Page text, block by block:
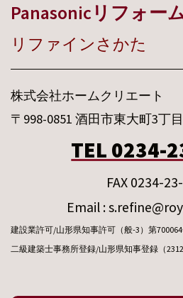
Panasonicリフォー
リファインさかた
株式会社ホームクリエート
〒998-0851 酒田市東大町3丁
TEL 0234-
FAX 0234-
Email :
建設業許可/山形県知事許可（般-3）第
二級建築士事務所登録/山形県知事登録（